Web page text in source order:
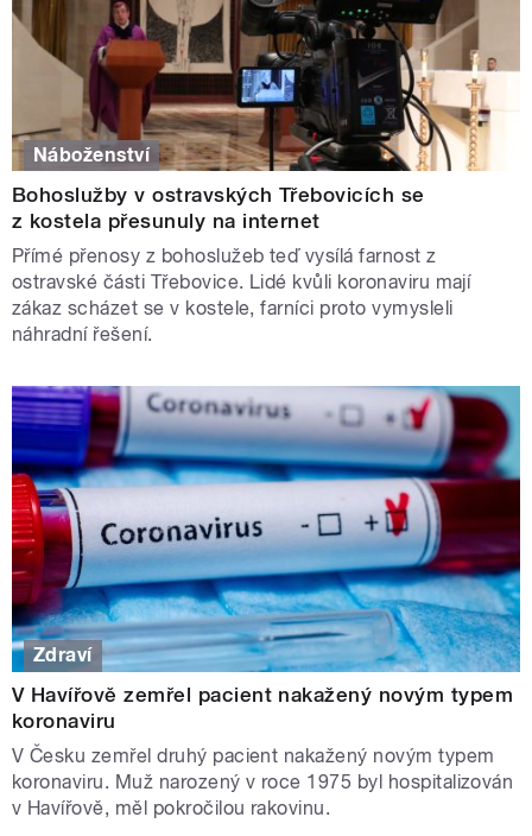
Náboženství
Bohoslužby v ostravských Třebovicích se
z kostela přesunuly na internet
Přímé přenosy z bohoslužeb teď vysílá farnost z
ostravské části Třebovice. Lidé kvůli koronaviru mají
zákaz scházet se v kostele, farníci proto vymysleli
náhradní řešení.
Zdraví
V Havířově zemřel pacient nakažený novým typem
koronaviru
V Česku zemřel druhý pacient nakažený novým typem
koronaviru. Muž narozený v roce 1975 byl hospitalizován
v Havířově, měl pokročilou rakovinu.